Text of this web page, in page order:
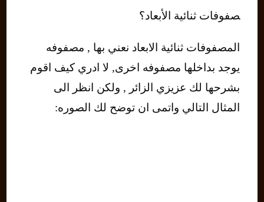
صفوفات ثنائية الأبعاد؟
المصفوفات ثنائية الابعاد نعني بها , مصفوفه
يوجد بداخلها مصفوفه اخرى, لا ادري كيف اقوم
بشرحها لك عزيزي الزائر , ولكن انظر الى
المثال التالي واتمى ان توضح لك الصوره: